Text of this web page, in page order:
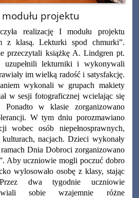
projektu
realizację I modułu projektu
z klasą. Lekturki spod chmurki”.
przeczytali książkę A. Lindgren pt.
lekturniki i wykonywali
im wielką radość i satysfakcję.
wykonali w grupach makiety
w sesji fotograficznej wcielając się
w klasie zorganizowano
W tym dniu porozmawiano
wobec osób niepełnosprawnych,
nacjach. Dzieci wykonały
Dnia Dobroci zorganizowano
Aby uczniowie mogli poczuć dobro
wylosowało osobę z klasy, stając
dwa tygodnie uczniowie
sobie wzajemnie różne